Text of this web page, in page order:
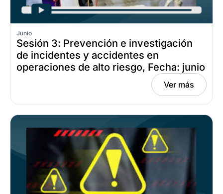
Junio
Sesión 3: Prevención e investigación
de incidentes y accidentes en
operaciones de alto riesgo, Fecha: junio
Ver más